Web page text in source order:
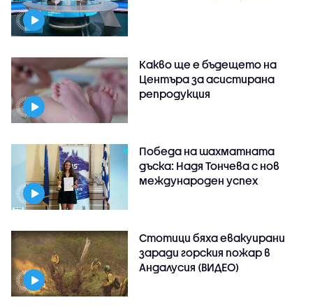
Какво ще е бъдещето на
Центъра за асистирана
репродукция
Победа на шахматната
дъска: Надя Тончева с нов
международен успех
Стотици бяха евакуирани
заради горския пожар в
Андалусия (ВИДЕО)